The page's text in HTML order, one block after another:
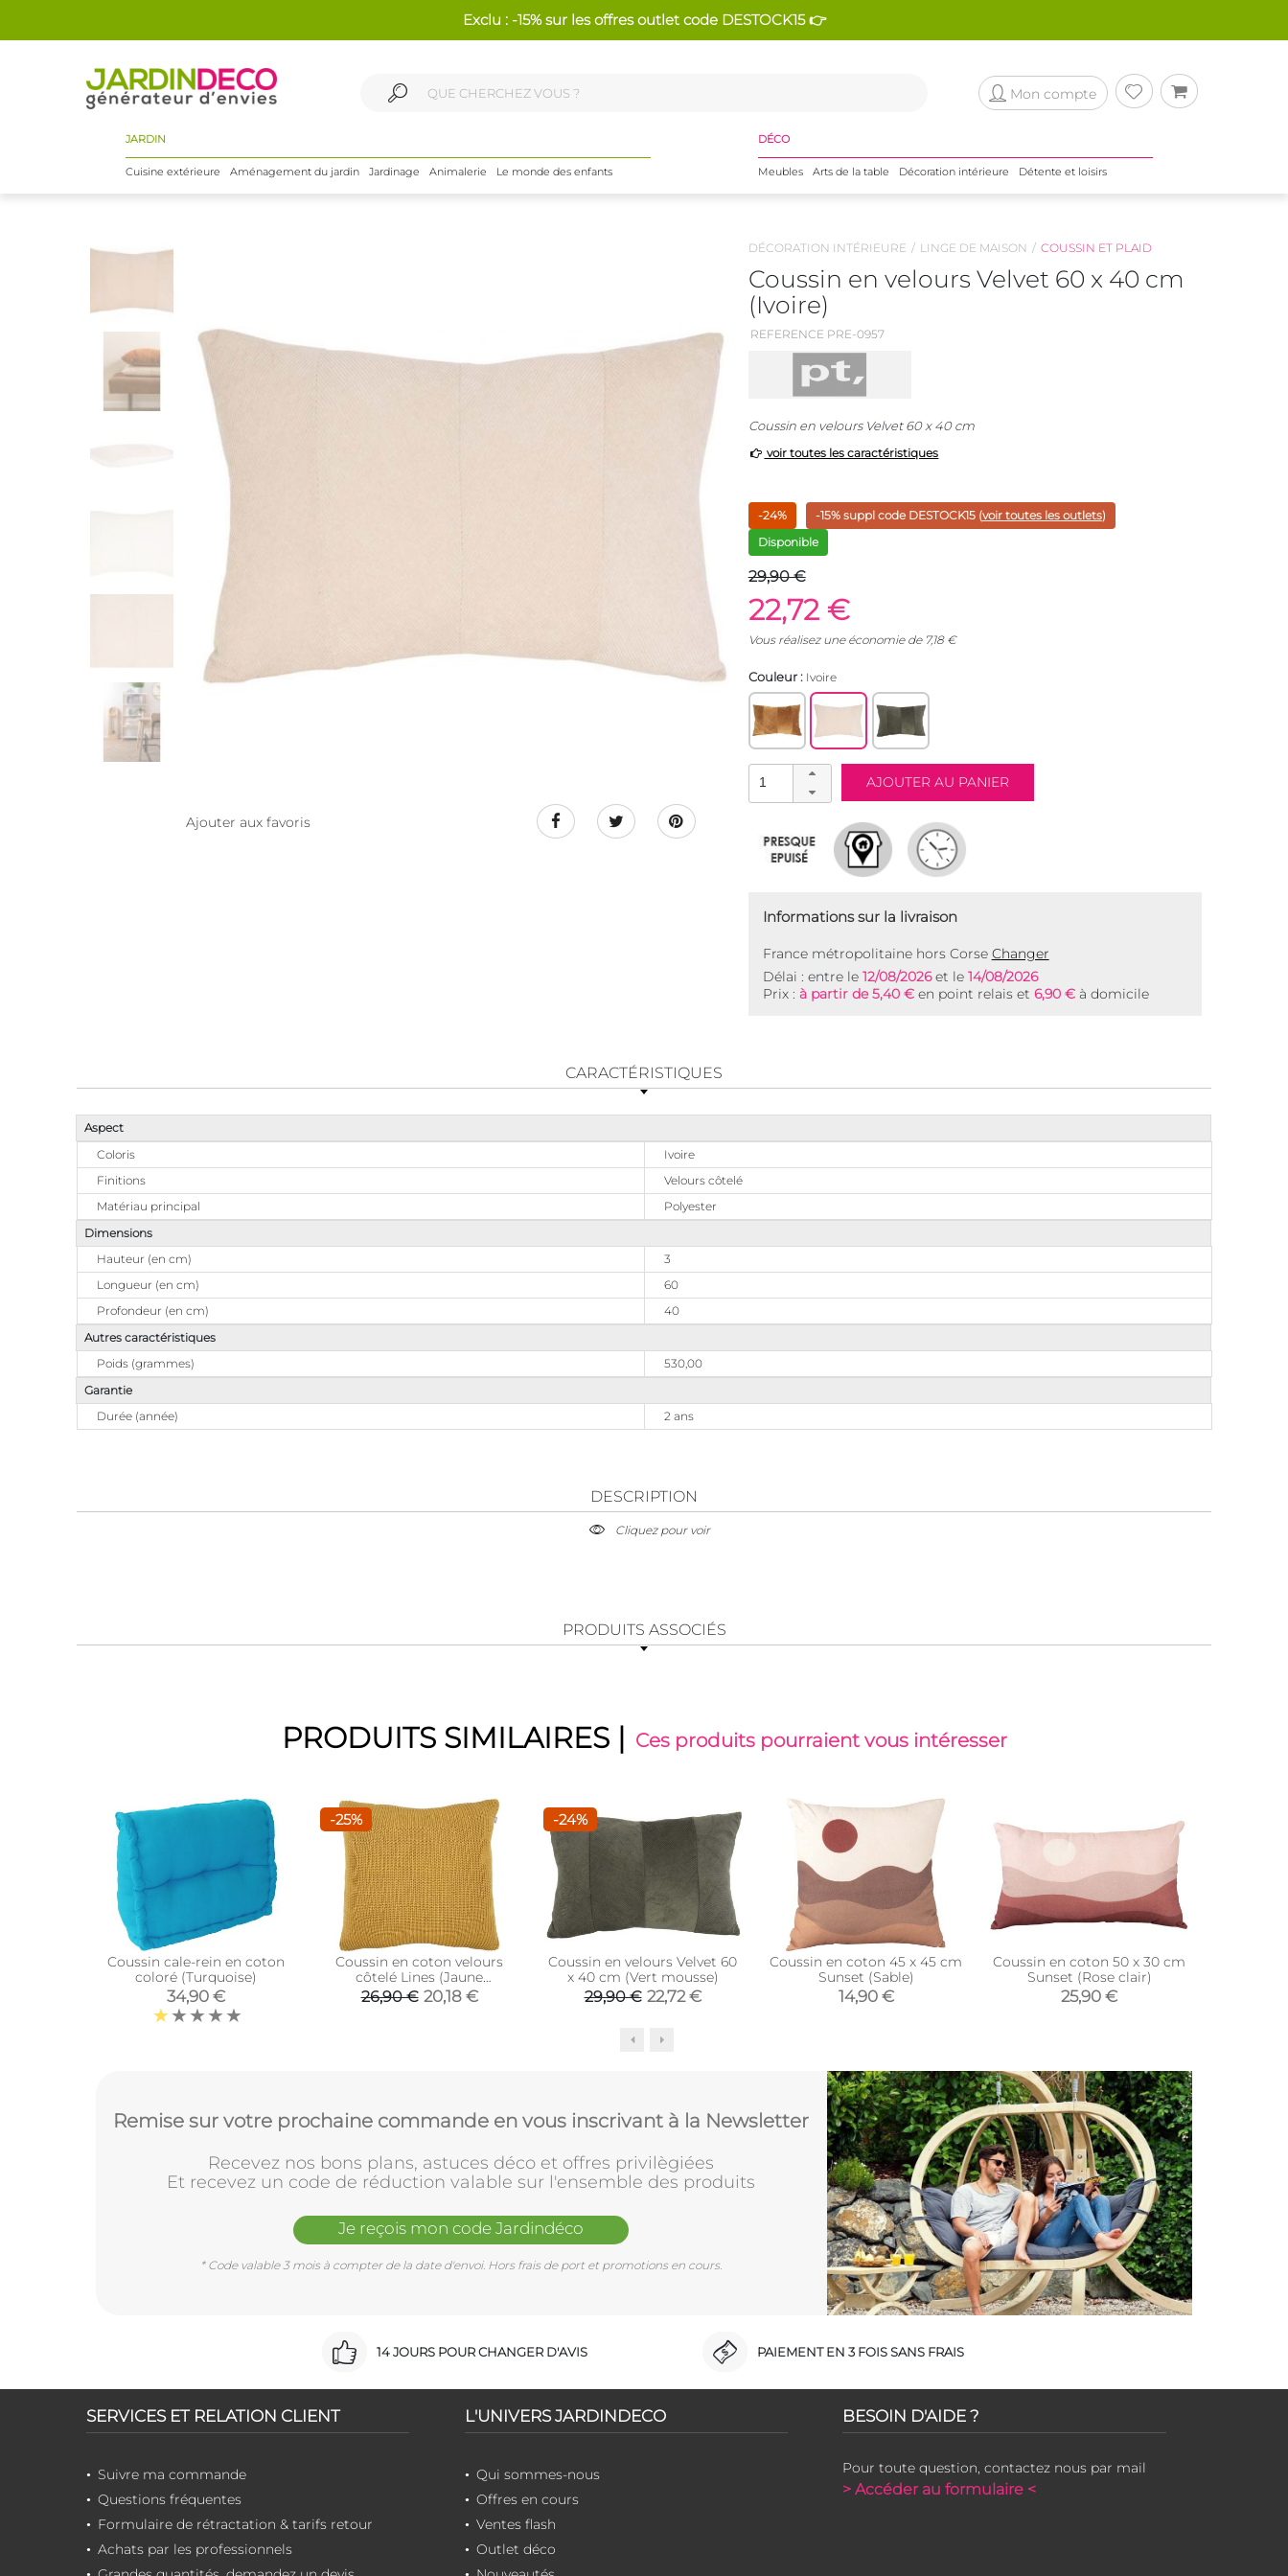
Exclu : -15% sur les offres outlet code DESTOCK15 👉
Mon compte
JARDIN
Cuisine extérieure Aménagement du jardin Jardinage Animalerie Le monde des enfants
DÉCO
Meubles Arts de la table Décoration intérieure Détente et loisirs
Ajouter aux favoris
DÉCORATION INTÉRIEURE LINGE DE MAISON COUSSIN ET PLAID
Coussin en velours Velvet 60 x 40 cm
(Ivoire)
REFERENCE PRE-0957
Coussin en velours Velvet 60 x 40 cm
voir toutes les caractéristiques
-24% -15% suppl code DESTOCK15(voir toutes les outlets)
Disponible
29,90 €
22,72 €
Vous réalisez une économie de 7,18€
Couleur : Ivoire
Informations sur la livraison
France métropolitaine hors Corse Changer
Délai : entre le 12/08/2026et le 14/08/2026
Prix : à partir de 5,40 € en point relais et 6,90 €à domicile
CARACTÉRISTIQUES
Aspect
Coloris
Ivoire
Finitions
Velours côtelé
Matériau principal
Polyester
Dimensions
Hauteur (en cm)
3
Longueur (en cm)
60
Profondeur (en cm)
40
Autres caractéristiques
Poids (grammes)
530,00
Garantie
Durée (année)
2 ans
DESCRIPTION
Cliquez pour voir
PRODUITS ASSOCIÉS
PRODUITS SIMILAIRES | Ces produits pourraient vous intéresser
Coussin cale-rein en coton
coloré (Turquoise)
34,90 €
-25%
Coussin en coton velours
côtelé Lines (Jaune
moutarde)
26,90 € 20,18 €
-24%
Coussin en velours Velvet 60
x 40 cm (Vert mousse)
29,90 € 22,72 €
Coussin en coton 45 x 45 cm
Sunset (Sable)
14,90 €
Coussin en coton 50 x 30 cm
Sunset (Rose clair)
25,90 €
Remise sur votre prochaine commande en vous inscrivant à la Newsletter
Recevez nos bons plans, astuces déco et offres privilègiées
Et recevez un code de réduction valable sur l'ensemble des produits
Je reçois mon code Jardindéco
* Code valable 3 mois à compter de la date d'envoi. Hors frais de port et promotions en cours.
14 JOURS POUR CHANGER D'AVIS PAIEMENT EN 3 FOIS SANS FRAIS
SERVICES ET RELATION CLIENT
Suivre ma commande
Questions fréquentes
Formulaire de rétractation & tarifs retour
Achats par les professionnels
L'UNIVERS JARDINDECO
Qui sommes-nous
Offres en cours
Ventes flash
Outlet déco
BESOIN D'AIDE ?
Pour toute question, contactez nous par mail
> Accéder au formulaire <